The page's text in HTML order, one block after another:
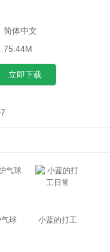
简体中文
75.44M
立即下载
球
小蓝的打工